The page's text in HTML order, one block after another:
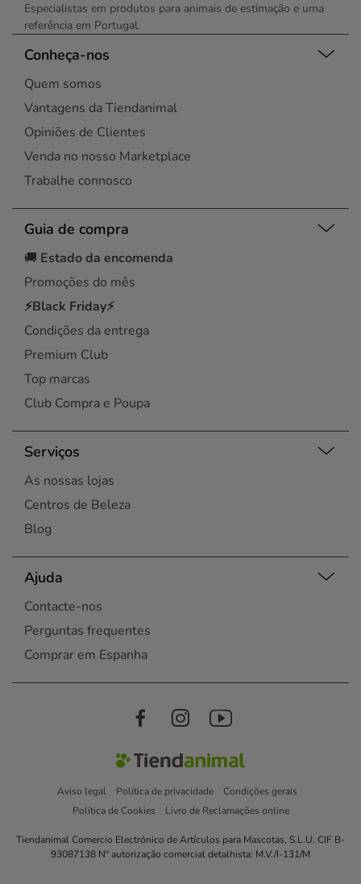
Especialistas em produtos para animais de estimação e uma
referência em Portugal.
Conheça-nos
Quem somos
Vantagens da Tiendanimal
Opiniões de Clientes
Venda no nosso Marketplace
Trabalhe connosco
Guia de compra
🚚 Estado da encomenda
Promoções do mês
⚡Black Friday⚡
Condições da entrega
Premium Club
Top marcas
Club Compra e Poupa
Serviços
As nossas lojas
Centros de Beleza
Blog
Ajuda
Contacte-nos
Perguntas frequentes
Comprar em Espanha
Aviso legal Política de privacidade
Condições gerais
Política de Cookies
Livro de Reclamações online
Tiendanimal Comercio Electrónico de Artículos para Mascotas, S.L.U. CIF B-
93087138 Nº autorização comercial detalhista: M.V./I-131/M